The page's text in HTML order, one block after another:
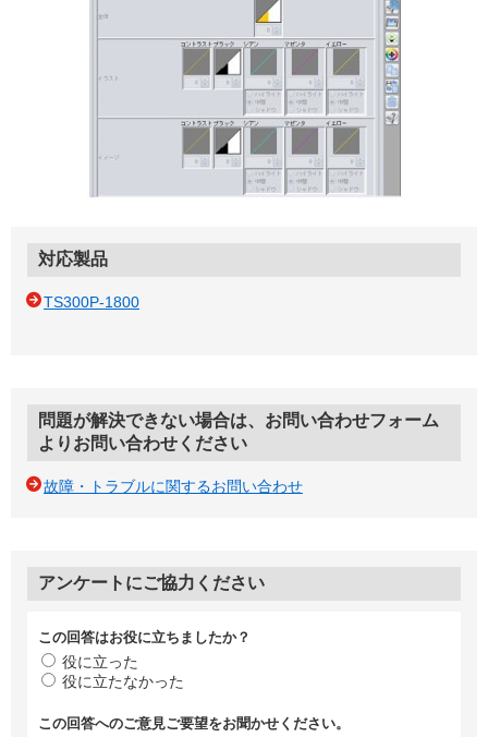
対応製品
TS300P-1800
問題が解決できない場合は、お問い合わせフォーム
よりお問い合わせください
故障・トラブルに関するお問い合わせ
アンケートにご協力ください
この回答はお役に立ちましたか？
役に立った
役に立たなかった
この回答へのご意見ご要望をお聞かせください。